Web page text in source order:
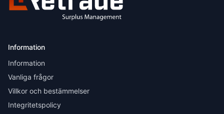
Information
Information
Vanliga frågor
Villkor och bestämmelser
Integritetspolicy